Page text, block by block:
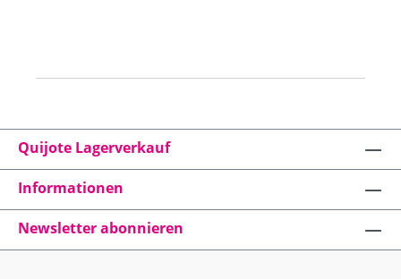
Quijote Lagerverkauf
Informationen
Newsletter abonnieren